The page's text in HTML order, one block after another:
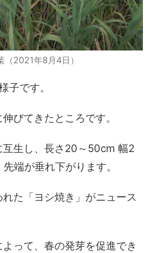
（2021年8月4日）
子です。
びてきたところです。
生し、長さ20～50cm 幅2
端が垂れ下がります。
た「ヨシ焼き」がニュース
って、春の発芽を促進でき